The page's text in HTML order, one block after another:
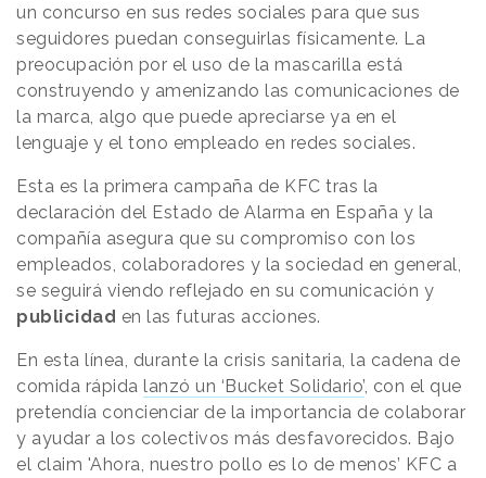
un concurso en sus redes sociales para que sus
seguidores puedan conseguirlas físicamente. La
preocupación por el uso de la mascarilla está
construyendo y amenizando las comunicaciones de
la marca, algo que puede apreciarse ya en el
lenguaje y el tono empleado en redes sociales.
Esta es la primera campaña de KFC tras la
declaración del Estado de Alarma en España y la
compañía asegura que su compromiso con los
empleados, colaboradores y la sociedad en general,
se seguirá viendo reflejado en su comunicación y
publicidad en las futuras acciones.
En esta línea, durante la crisis sanitaria, la cadena de
comida rápida lanzó un ‘Bucket Solidario’, con el que
pretendía concienciar de la importancia de colaborar
y ayudar a los colectivos más desfavorecidos. Bajo
el claim 'Ahora, nuestro pollo es lo de menos’ KFC a